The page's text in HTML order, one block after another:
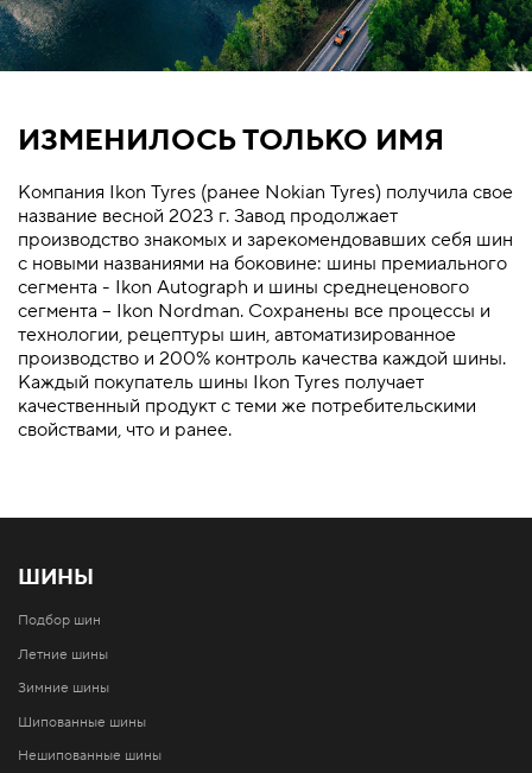
ИЗМЕНИЛОСЬ ТОЛЬКО ИМЯ
Компания Ikon Tyres (ранее Nokian Tyres) получила свое
название весной 2023 г. Завод продолжает
производство знакомых и зарекомендовавших себя шин
с новыми названиями на боковине: шины премиального
сегмента - Ikon Autograph и шины среднеценового
сегмента – Ikon Nordman. Сохранены все процессы и
технологии, рецептуры шин, автоматизированное
производство и 200% контроль качества каждой шины.
Каждый покупатель шины Ikon Tyres получает
качественный продукт с теми же потребительскими
свойствами, что и ранее.
ШИНЫ
Подбор шин
Летние шины
Зимние шины
Шипованные шины
Нешипованные шины